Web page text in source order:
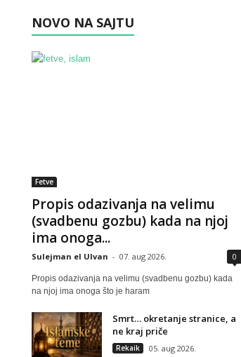
NOVO NA SAJTU
Fetve
Propis odazivanja na velimu
(svadbenu gozbu) kada na njoj
ima onoga...
Sulejman el Ulvan - 07. aug 2026. 0
Propis odazivanja na velimu (svadbenu gozbu) kada
na njoj ima onoga što je haram
Smrt… okretanje stranice, a
ne kraj priče
Rekaik 05. aug 2026.